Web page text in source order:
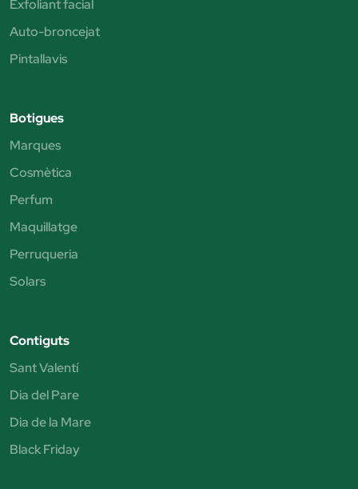
Exfoliant facial
Auto-broncejat
Pintallavis
Botigues
Marques
Cosmètica
Perfum
Maquillatge
Perruqueria
Solars
Contiguts
Sant Valentí
Dia del Pare
Dia de la Mare
Black Friday